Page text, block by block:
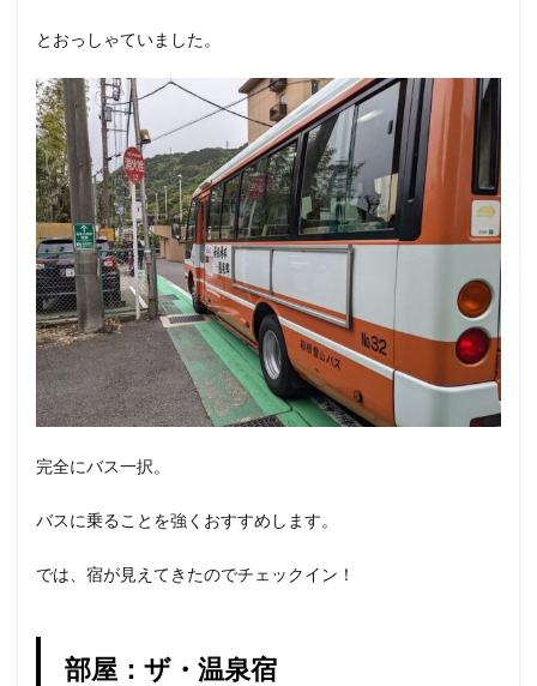
とおっしゃていました。
完全にバス一択。
バスに乗ることを強くおすすめします。
では、宿が見えてきたのでチェックイン！
部屋：ザ・温泉宿